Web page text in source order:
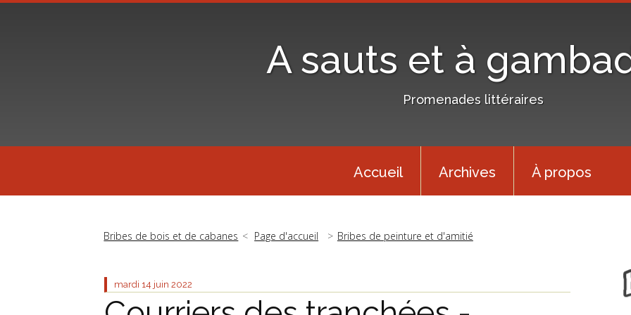
A sauts et à
Promenades littéraires
Accueil Archives À propos
Bribes de bois et de cabanes Page d'accueil Bribes de peinture et d'amitié
mardi 14 juin 2022